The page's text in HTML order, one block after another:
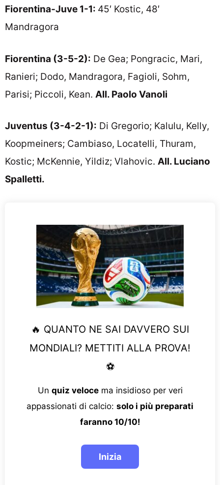
Fiorentina-Juve 1-1: 45′ Kostic, 48′
Mandragora
Fiorentina (3-5-2): De Gea; Pongracic, Mari,
Ranieri; Dodo, Mandragora, Fagioli, Sohm,
Parisi; Piccoli, Kean. All. Paolo Vanoli
Juventus (3-4-2-1): Di Gregorio; Kalulu, Kelly,
Koopmeiners; Cambiaso, Locatelli, Thuram,
Kostic; McKennie, Yildiz; Vlahovic. All. Luciano
Spalletti.
🔥 QUANTO NE SAI DAVVERO SUI
MONDIALI? METTITI ALLA PROVA!
⚽
Un quiz velocema insidioso per veri
appassionati di calcio: solo i più preparati
faranno 10/10!